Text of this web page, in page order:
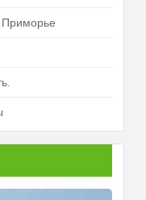
Приморье